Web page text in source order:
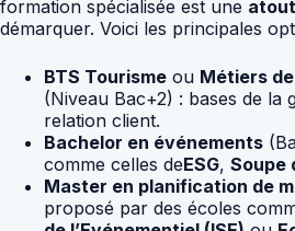
formation spécialisée est une
démarquer. Voici les principales
BTS Tourisme ou Métiers
(Niveau Bac+2) : bases de la
relation client.
Bachelor en événements
comme celles deESG, Soupe
Master en planification de
proposé par des écoles